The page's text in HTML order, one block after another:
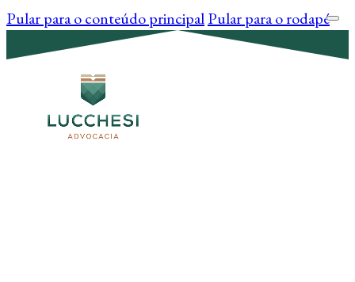
Pular para o conteúdo principalPular para o rodapé